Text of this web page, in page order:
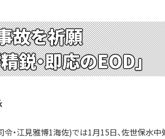
故を祈願
鋭・即応のEOD」
・江見雅博1海佐)では1月15日、佐世保水中